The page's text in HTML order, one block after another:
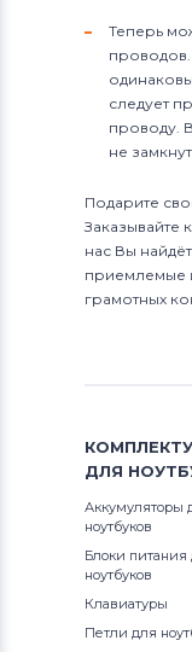
Теперь
следует
проводу.
не
Подарите
Заказывайте
нас Вы
приемлемые
грамотных
ДЛЯ
Аккумуляторы
ноутбуков
Блоки питания
ноутбуков
Клавиатуры
Петли для